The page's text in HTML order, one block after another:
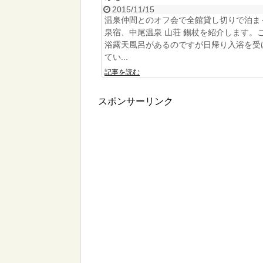
2015/11/15
温泉仲間とのオフ会で全館貸し切りで泊ま
泉宿、中尾温泉 山荘 錫杖を紹介します。
浴露天風呂があるのですが日帰り入浴を受
てい...
記事を読む
スポンサーリンク